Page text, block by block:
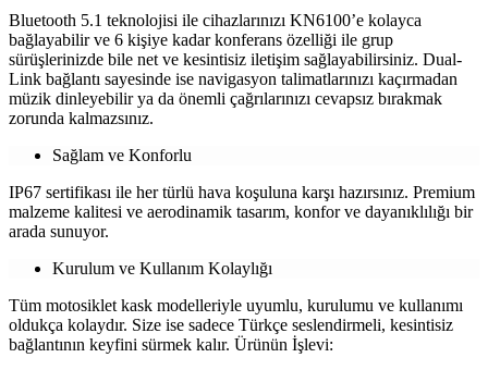
Bluetooth 5.1 teknolojisi ile cihazlarınızı KN6100’e kolayca
bağlayabilir ve 6 kişiye kadar konferans özelliği ile grup
sürüşlerinizde bile net ve kesintisiz iletişim sağlayabilirsiniz. Dual-
Link bağlantı sayesinde ise navigasyon talimatlarınızı kaçırmadan
müzik dinleyebilir ya da önemli çağrılarınızı cevapsız bırakmak
zorunda kalmazsınız.
Sağlam ve Konforlu
IP67 sertifikası ile her türlü hava koşuluna karşı hazırsınız. Premium
malzeme kalitesi ve aerodinamik tasarım, konfor ve dayanıklılığı bir
arada sunuyor.
Kurulum ve Kullanım Kolaylığı
Tüm motosiklet kask modelleriyle uyumlu, kurulumu ve kullanımı
oldukça kolaydır. Size ise sadece Türkçe seslendirmeli, kesintisiz
bağlantının keyfini sürmek kalır. Ürünün İşlevi: